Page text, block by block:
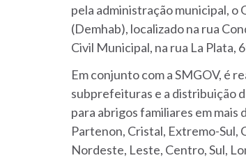
pela administração municipal,
(Demhab), localizado na rua
Civil Municipal, na rua La Plata,
Em conjunto com a SMGOV, é
subprefeituras e a distribuição
para abrigos familiares em mais
Partenon, Cristal, Extremo-Sul,
Nordeste, Leste, Centro, Sul,